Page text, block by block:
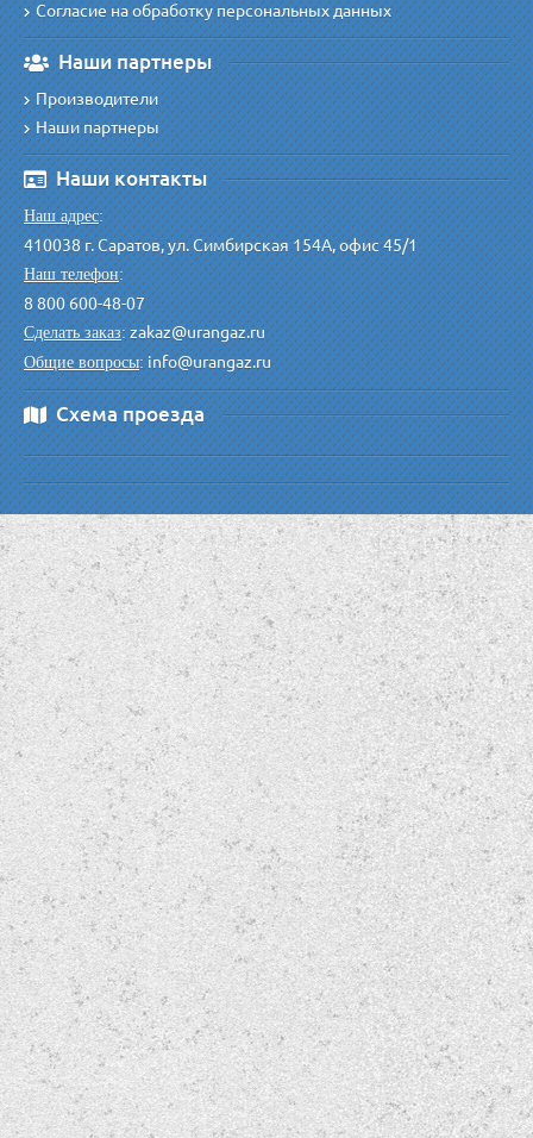
Согласие на обработку персональных данных
Наши партнеры
Производители
Наши партнеры
Наши контакты
Наш адрес:
410038 г. Саратов, ул. Симбирская 154А, офис 45/1
Наш телефон:
8 800 600-48-07
Сделать заказ:zakaz@urangaz.ru
Общие вопросы:info@urangaz.ru
Схема проезда